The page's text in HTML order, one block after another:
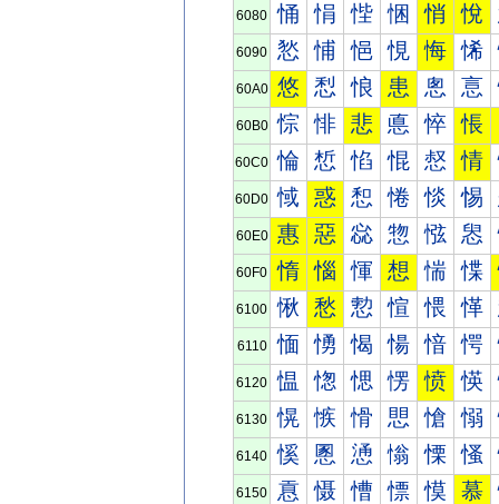
6080 悀 悁 悂 悃 悄 悅
6090 悐 悑 悒 悓 悔 悕
60A0 悠 悡 悢 患 悤 悥
60B0 悰 悱 悲 悳 悴 悵
60C0 惀 惁 惂 惃 惄 情
60D0 惐 惑 惒 惓 惔 惕
60E0 惠 惡 惢 惣 惤 惥
60F0 惰 惱 惲 想 惴 惵
6100 愀 愁 愂 愃 愄 愅
6110 愐 愑 愒 愓 愔 愕
6120 愠 愡 愢 愣 愤 愥
6130 愰 愱 愲 愳 愴 愵
6140 慀 慁 慂 慃 慄 慅
6150 慐 慑 慒 慓 慔 慕